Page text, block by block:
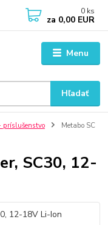
Menu
Hľadať
0 ks
za 0,00 EUR
príslušenstvo
Metabo SC
SC30, 12-